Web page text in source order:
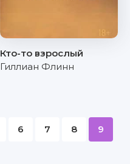
Кто-то взрослый
Гиллиан Флинн
6 7 8 9